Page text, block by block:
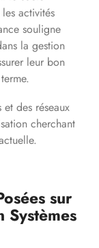
activités
souligne
la gestion
leur bon
et des réseaux
cherchant
sur
Systèmes